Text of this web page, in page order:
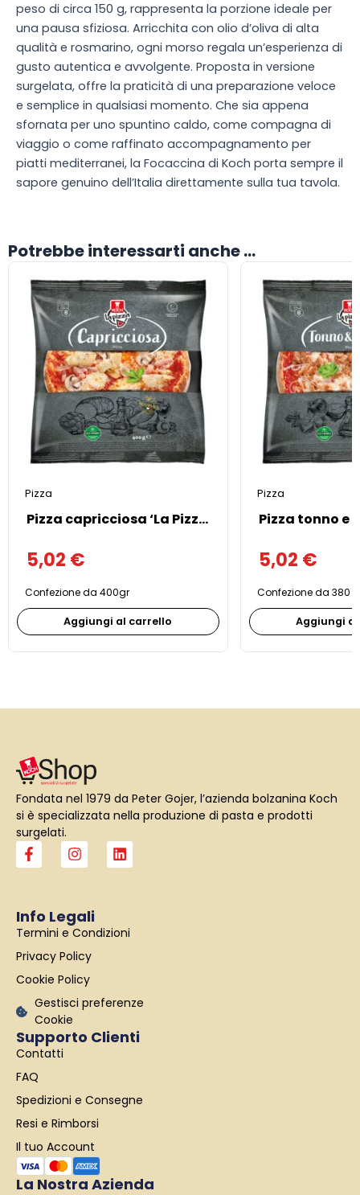
peso di circa 150 g, rappresenta la porzione ideale per
una pausa sfiziosa. Arricchita con olio d’oliva di alta
qualità e rosmarino, ogni morso regala un’esperienza di
gusto autentica e avvolgente. Proposta in versione
surgelata, offre la praticità di una preparazione veloce
e semplice in qualsiasi momento. Che sia appena
sfornata per uno spuntino caldo, come compagna di
viaggio o come raffinato accompagnamento per
piatti mediterranei, la Focaccina di Koch porta sempre il
sapore genuino dell’Italia direttamente sulla tua tavola.
Potrebbe interessarti anche ...
Pizza
Pizza capricciosa ‘La Pizza’ 400gr
5,02 €
Confezione da 400gr
Aggiungi al carrello
Pizza
5,02 €
Confezione da 380
Aggiungi
Fondata nel 1979 da Peter Gojer, l’azienda bolzanina Koch
si è specializzata nella produzione di pasta e prodotti
surgelati.
F
a
o
o
k
-
f
I
n
g
r
a
m
L
i
i
Supporto Clienti
Contatti
FAQ
Spedizioni e Consegne
Resi e Rimborsi
Il tuo Account
Info Legali
Termini e Condizioni
Privacy Policy
Cookie Policy
Gestisci preferenze
Cookie
La Nostra Azienda